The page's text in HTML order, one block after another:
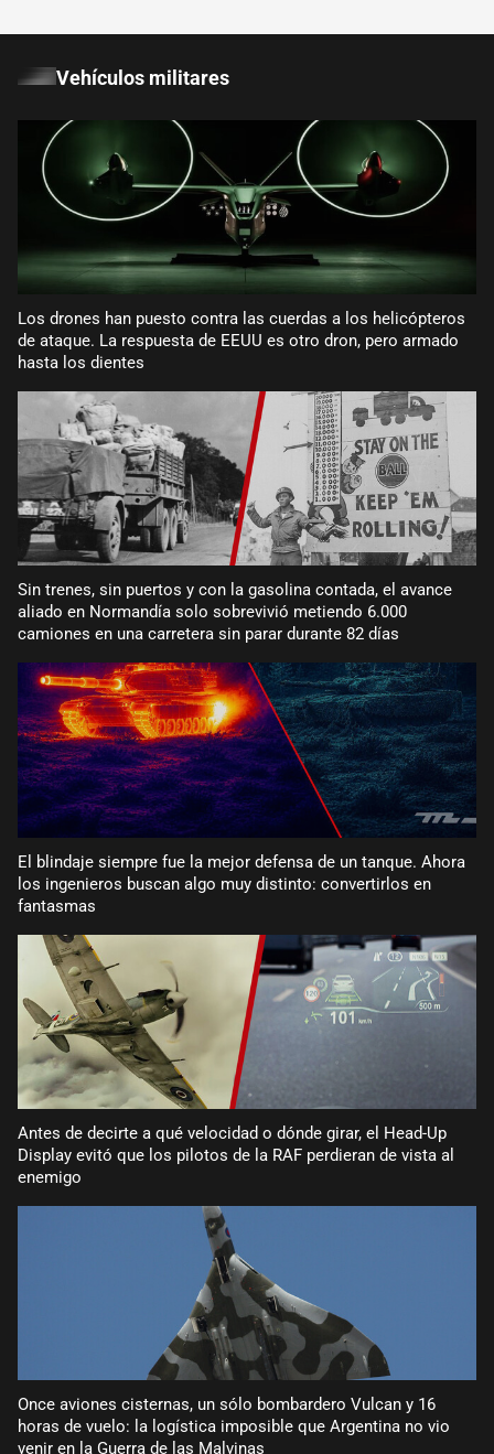
Vehículos militares
Los drones han puesto contra las cuerdas a los helicópteros
de ataque. La respuesta de EEUU es otro dron, pero armado
hasta los dientes
Sin trenes, sin puertos y con la gasolina contada, el avance
aliado en Normandía solo sobrevivió metiendo 6.000
camiones en una carretera sin parar durante 82 días
El blindaje siempre fue la mejor defensa de un tanque. Ahora
los ingenieros buscan algo muy distinto: convertirlos en
fantasmas
Antes de decirte a qué velocidad o dónde girar, el Head-Up
Display evitó que los pilotos de la RAF perdieran de vista al
enemigo
Once aviones cisternas, un sólo bombardero Vulcan y 16
horas de vuelo: la logística imposible que Argentina no vio
venir en la Guerra de las Malvinas